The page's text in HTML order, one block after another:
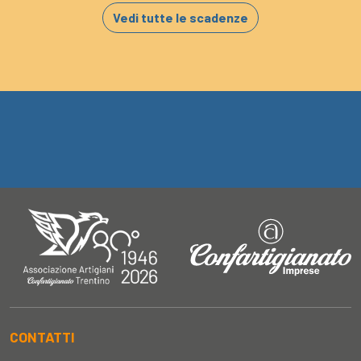
Vedi tutte le scadenze
CONTATTI